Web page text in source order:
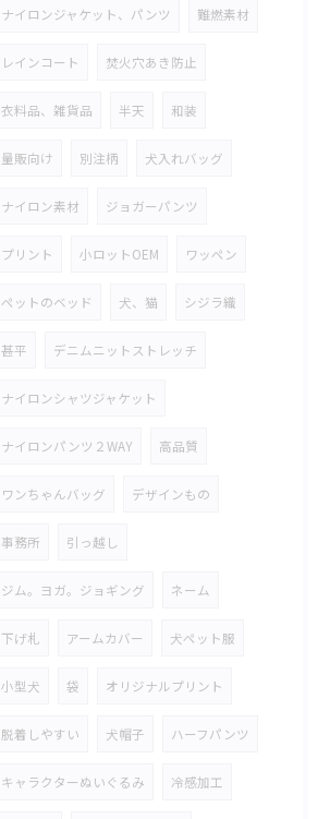
ナイロンジャケット、パンツ 難燃素材
レインコート 焚火穴あき防止
衣料品、雑貨品 半天 和装
量販向け 別注柄 犬入れバッグ
ナイロン素材 ジョガーパンツ
プリント 小ロットOEM ワッペン
ペットのベッド 犬、猫 シジラ織
甚平 デニムニットストレッチ
ナイロンシャツジャケット
ナイロンパンツ２WAY 高品質
ワンちゃんバッグ デザインもの
事務所 引っ越し
ジム。ヨガ。ジョギング ネーム
下げ札 アームカバー 犬ペット服
小型犬 袋 オリジナルプリント
脱着しやすい 犬帽子 ハーフパンツ
キャラクターぬいぐるみ 冷感加工